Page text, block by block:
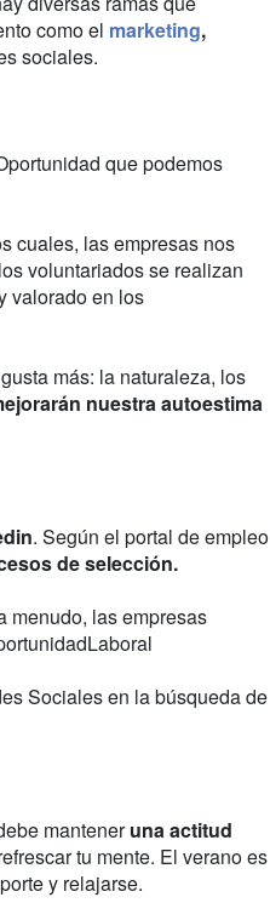
como el marketing,
sociales.
que podemos
cuales, las empresas nos
voluntariados se realizan
valorado en los
más: la naturaleza, los
nuestra autoestima
. Según el portal de empleo
de selección.
menudo, las empresas
Sociales en la búsqueda de
manteneruna actitud
tu mente. El verano es
y relajarse.